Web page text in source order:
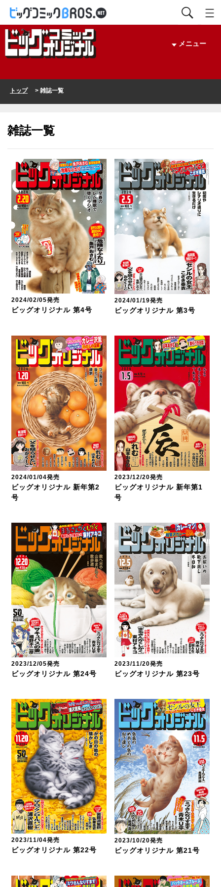
メニュー
トップ> 雑誌一覧
雑誌一覧
2024/02/05発売
ビッグオリジナル 第4号
2024/01/19発売
ビッグオリジナル 第3号
2024/01/04発売
ビッグオリジナル 新年第2
号
2023/12/20発売
ビッグオリジナル 新年第1
号
2023/12/05発売
ビッグオリジナル 第24号
2023/11/20発売
ビッグオリジナル 第23号
2023/11/04発売
ビッグオリジナル 第22号
2023/10/20発売
ビッグオリジナル 第21号